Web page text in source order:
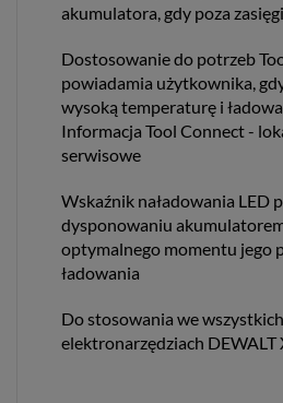
akumulatora, gdy poza
Dostosowanie do potrzeb
powiadamia użytkownika,
wysoką temperaturę i
Informacja Tool Connect -
serwisowe
Wskaźnik naładowania LED
dysponowaniu
optymalnego momentu jego
ładowania
Do stosowania we
elektronarzędziach DEWALT